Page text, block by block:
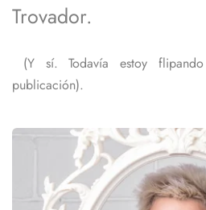
Trovador.
publicación).